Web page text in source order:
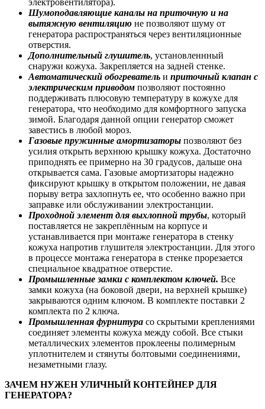
Шумоподавляющие каналы на приточную и на
вытяжную вентиляцию не позволяют шуму от
генератора распространяться через вентиляционные
отверстия.
Дополнительный глушитель, установленнный
снаружи кожуха. Закрепляется на задней стенке.
Автоматический обогреватель и приточный клапан с
электрическим приводом позволяют постоянно
поддерживать плюсовую температуру в кожухе для
генератора, что необходимо для комфортного запуска
зимой. Благодаря данной опции генератор сможет
завестись в любой мороз.
Газовые пружинные амортизаторы позволяют без
усилия открыть верхнюю крышку кожуха. Достаточно
приподнять ее примерно на 30 градусов, дальше она
открывается сама. Газовые амортизаторы надежно
фиксируют крышку в открытом положении, не давая
порыву ветра захлопнуть ее, что особенно важно при
заправке или обслуживании электростанции.
Проходной элемент для выхлопной трубы, который
поставляется не закреплённым на корпусе и
устанавливается при монтаже генератора в стенку
кожуха напротив глушителя электростанции. Для этого
в процессе монтажа генератора в стенке прорезается
специальное квадратное отверстие.
Промышленные замки с комплектом ключей. Все
замки кожуха (на боковой двери, на верхней крышке)
закрываются одним ключом. В комплекте поставки 2
комплекта по 2 ключа.
Промышленная фурнитура со скрытыми креплениями
соединяет элементы кожуха между собой. Все стыки
металлических элементов проклеены полимерным
уплотнителем и стянуты болтовыми соединениями,
незаметными глазу.
ЗАЧЕМ НУЖЕН УЛИЧНЫЙ КОНТЕЙНЕР ДЛЯ
ГЕНЕРАТОРА?